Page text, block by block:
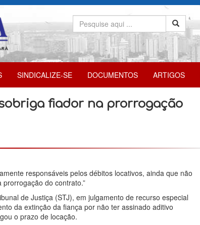
SINDICALIZE-SE DOCUMENTOS ARTIGOS
fiador na prorrogação
responsáveis pelos débitos locativos, ainda que não
do contrato.”
de Justiça (STJ), em julgamento de recurso especial
da extinção da fiança por não ter assinado aditivo
o prazo de locação.